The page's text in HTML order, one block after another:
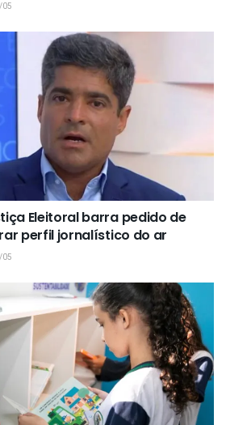
Eleitoral barra pedido de
perfil jornalístico do ar